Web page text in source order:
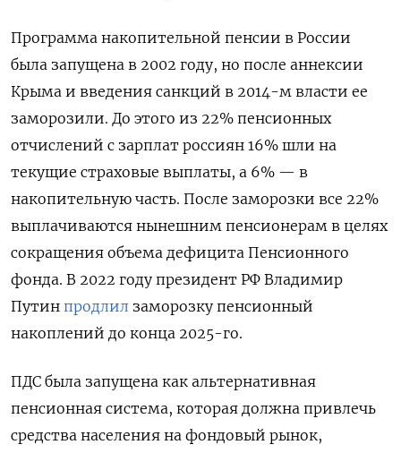
Программа накопительной пенсии в России
была запущена в 2002 году, но после аннексии
Крыма и введения санкций в 2014-м власти ее
заморозили. До этого из 22% пенсионных
отчислений с зарплат россиян 16% шли на
текущие страховые выплаты, а 6% — в
накопительную часть. После заморозки все 22%
выплачиваются нынешним пенсионерам в целях
сокращения объема дефицита Пенсионного
фонда. В 2022 году президент РФ Владимир
Путин продлил заморозку пенсионный
накоплений до конца 2025-го.
ПДС была запущена как альтернативная
пенсионная система, которая должна привлечь
средства населения на фондовый рынок,